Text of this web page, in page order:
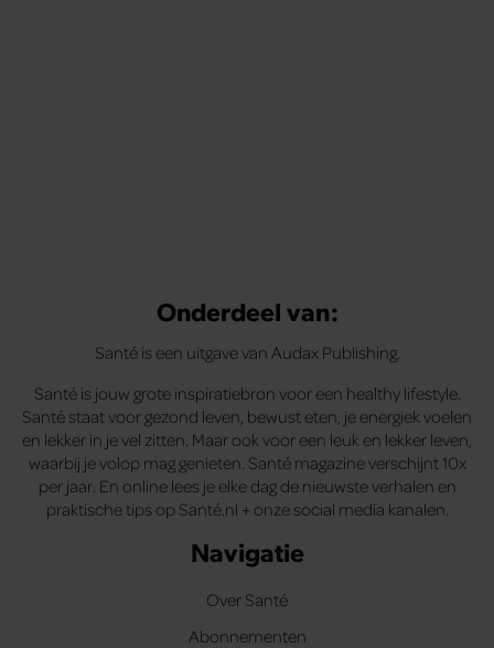
Onderdeel van:
Santé is een uitgave van Audax Publishing.
Santé is jouw grote inspiratiebron voor een healthy lifestyle.
Santé staat voor gezond leven, bewust eten, je energiek voelen
en lekker in je vel zitten. Maar ook voor een leuk en lekker leven,
waarbij je volop mag genieten. Santé magazine verschijnt 10x
per jaar. En online lees je elke dag de nieuwste verhalen en
praktische tips op Santé.nl + onze social media kanalen.
Navigatie
Over Santé
Abonnementen